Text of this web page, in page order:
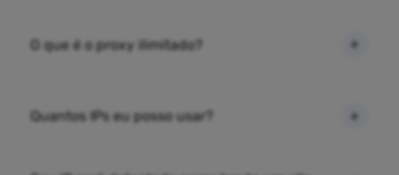
O que é o proxy ilimitado?
Quantos IPs eu posso usar?